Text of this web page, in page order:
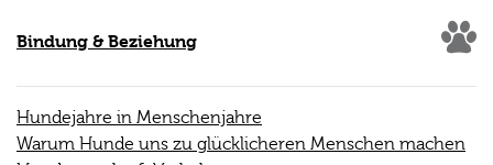
Bindung & Beziehung
Hundejahre in Menschenjahre
Warum Hunde uns zu glücklicheren Menschen machen